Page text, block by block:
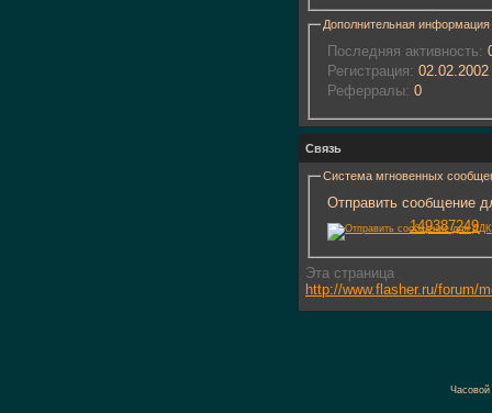
Дополнительная информация
Последняя активность:
Регистрация: 02.02.2002
Реферралы: 0
Связь
Система мгновенных
Отправить сообщение
149387249
Эта страница
http://www.flasher.ru/forum/